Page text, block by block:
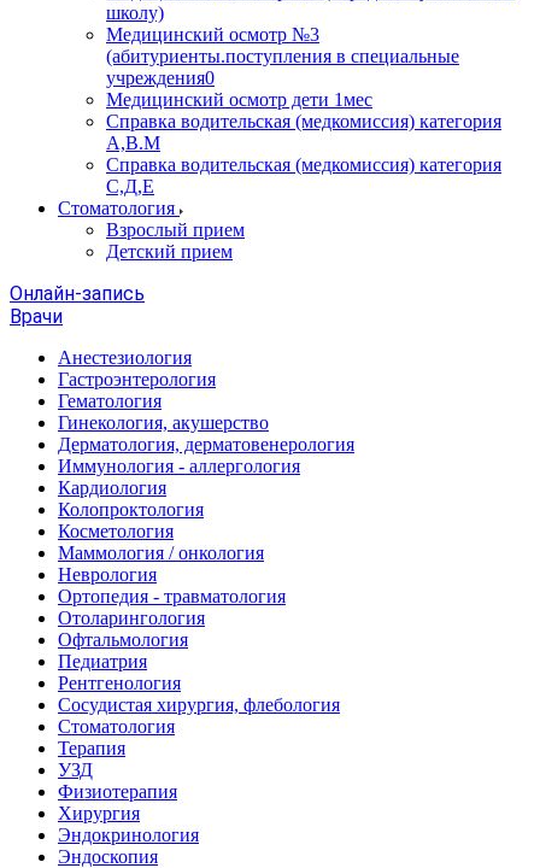
школу)
Медицинский осмотр №3
(абитуриенты.поступления в специальные
учреждения0
Медицинский осмотр дети 1мес
Справка водительская (медкомиссия) категория
А,В.М
Справка водительская (медкомиссия) категория
С,Д,Е
Стоматология
Взрослый прием
Детский прием
Онлайн-запись
Врачи
Анестезиология
Гастроэнтерология
Гематология
Гинекология, акушерство
Дерматология, дерматовенерология
Иммунология - аллергология
Кардиология
Колопроктология
Косметология
Маммология / онкология
Неврология
Ортопедия - травматология
Отоларингология
Офтальмология
Педиатрия
Рентгенология
Сосудистая хирургия, флебология
Стоматология
Терапия
УЗД
Физиотерапия
Хирургия
Эндокринология
Эндоскопия